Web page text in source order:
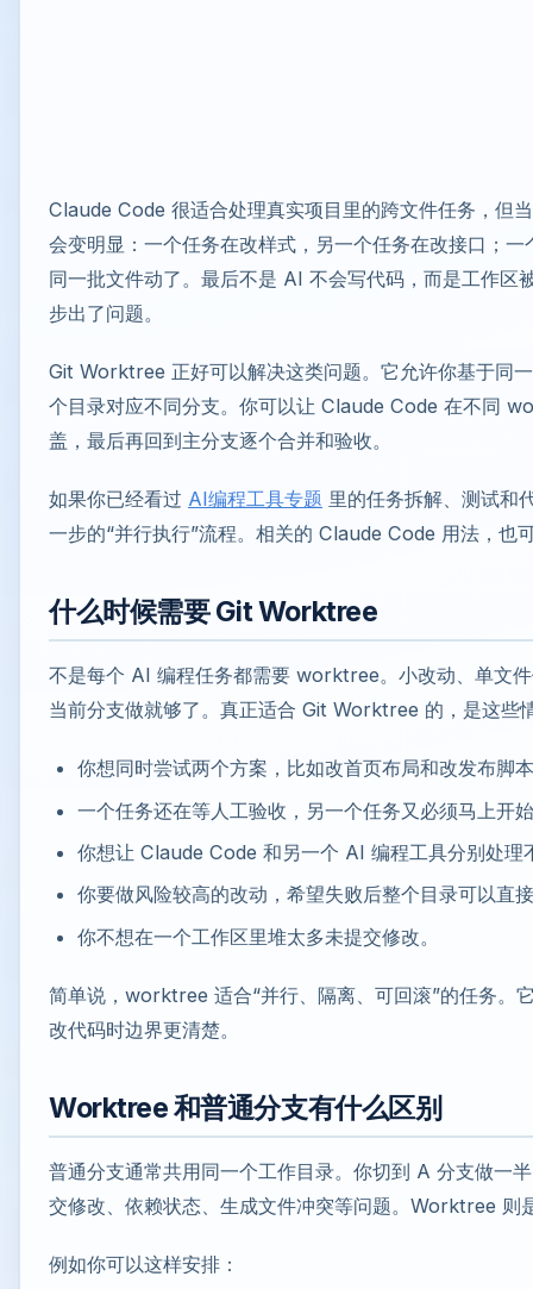
Claude Code 很适合处理真实项目里的跨文件任务，但
会变明显：一个任务在改样式，另一个任务在改接口；
同一批文件动了。最后不是 AI 不会写代码，而是工作区
步出了问题。
Git Worktree 正好可以解决这类问题。它允许你基于同
个目录对应不同分支。你可以让 Claude Code 在不同
盖，最后再回到主分支逐个合并和验收。
如果你已经看过 AI编程工具专题 里的任务拆解、测试和
一步的“并行执行”流程。相关的 Claude Code 用法，也
什么时候需要 Git Worktree
不是每个 AI 编程任务都需要 worktree。小改动、单文
当前分支做就够了。真正适合 Git Worktree 的，是这些
你想同时尝试两个方案，比如改首页布局和改发布脚
一个任务还在等人工验收，另一个任务又必须马上开
你想让 Claude Code 和另一个 AI 编程工具分别处理
你要做风险较高的改动，希望失败后整个目录可以直
你不想在一个工作区里堆太多未提交修改。
简单说，worktree 适合“并行、隔离、可回滚”的任务。
改代码时边界更清楚。
Worktree 和普通分支有什么区别
普通分支通常共用同一个工作目录。你切到 A 分支做一
交修改、依赖状态、生成文件冲突等问题。Worktree 则
例如你可以这样安排：